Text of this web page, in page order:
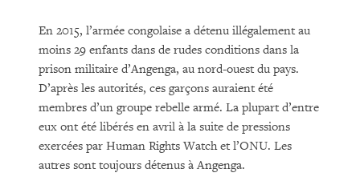
En 2015, l’armée congolaise a détenu illégalement au
moins 29 enfants dans de rudes conditions dans la
prison militaire d’Angenga, au nord-ouest du pays.
D’après les autorités, ces garçons auraient été
membres d’un groupe rebelle armé. La plupart d’entre
eux ont été libérés en avril à la suite de pressions
exercées par Human Rights Watch et l’ONU. Les
autres sont toujours détenus à Angenga.